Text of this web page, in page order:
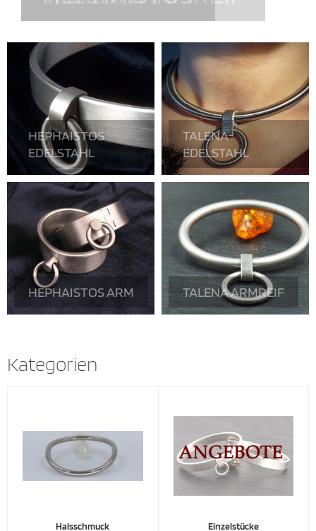
HEPHAISTOS
EDELSTAHL
TALENA-
EDELSTAHL
HEPHAISTOS ARM TALENA ARMREIF
Kategorien
Halsschmuck Einzelstücke